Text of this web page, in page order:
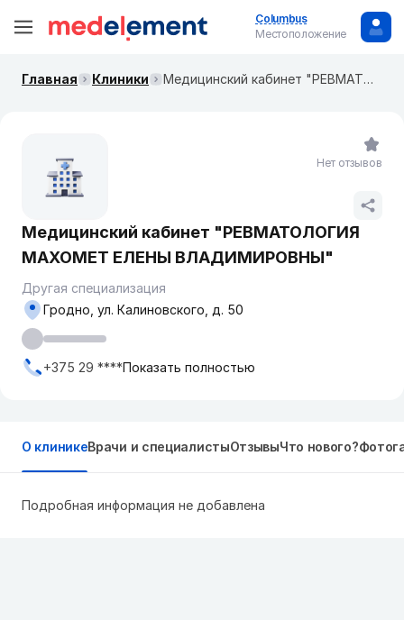
Columbus
Местоположение
Главная Клиники Медицинский кабинет "РЕВМАТОЛОГИЯ МАХОМЕТ ЕЛЕНЫ ВЛАДИМИРОВНЫ"
Медицинский кабинет "РЕВМАТОЛОГИЯ
МАХОМЕТ ЕЛЕНЫ ВЛАДИМИРОВНЫ"
Другая специализация
Гродно, ул. Калиновского, д. 50
+375 29 ****Показать полностью
Нет отзывов
О клиникеВрачи и специалистыОтзывыЧто нового?
Подробная информация не добавлена